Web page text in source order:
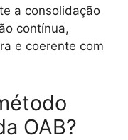
a consolidação
contínua,
e coerente com
OAB?